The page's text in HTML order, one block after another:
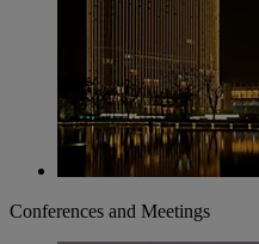
Conferences and Meetings